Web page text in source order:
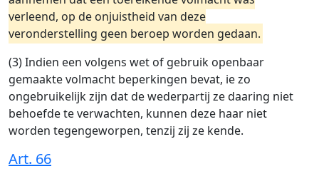
verleend, op de onjuistheid van deze
veronderstelling geen beroep worden gedaan.
(3) Indien een volgens wet of gebruik openbaar
gemaakte volmacht beperkingen bevat, ie zo
ongebruikelijk zijn dat de wederpartij ze daaring niet
behoefde te verwachten, kunnen deze haar niet
worden tegengeworpen, tenzij zij ze kende.
Art. 66